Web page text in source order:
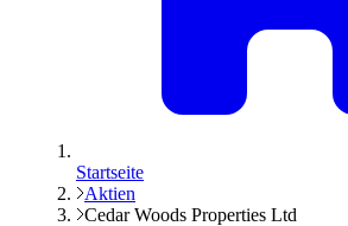
Startseite
Aktien
Cedar Woods Properties Ltd